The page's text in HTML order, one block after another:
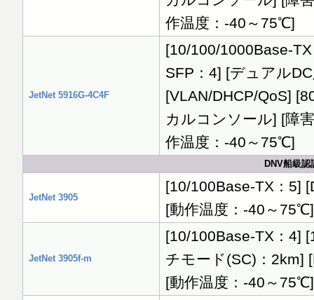
作温度：-40～75℃]
JetNet 5916G-4C4F
[10/100/1000Base-
SFP：4] [デュアル
[VLAN/DHCP/QoS]
カルコンソール] [障
作温度：-40～75℃]
DNV船級
JetNet 3905
[10/100Base-TX：5]
[動作温度：-40～75℃]
JetNet 3905f-m
[10/100Base-TX：4]
チモード(SC)：2km]
[動作温度：-40～75℃]